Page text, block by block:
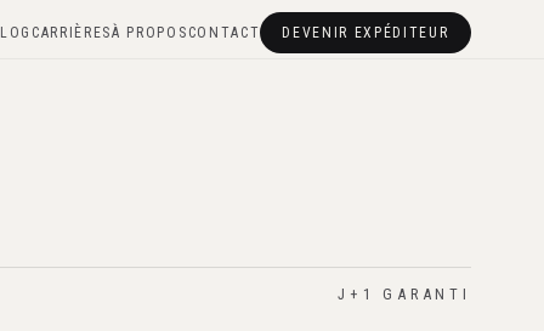
CARRIÈRESÀ PROPOS CONTACT DEVENIR EXPÉDITEUR
J+1 GARANTI